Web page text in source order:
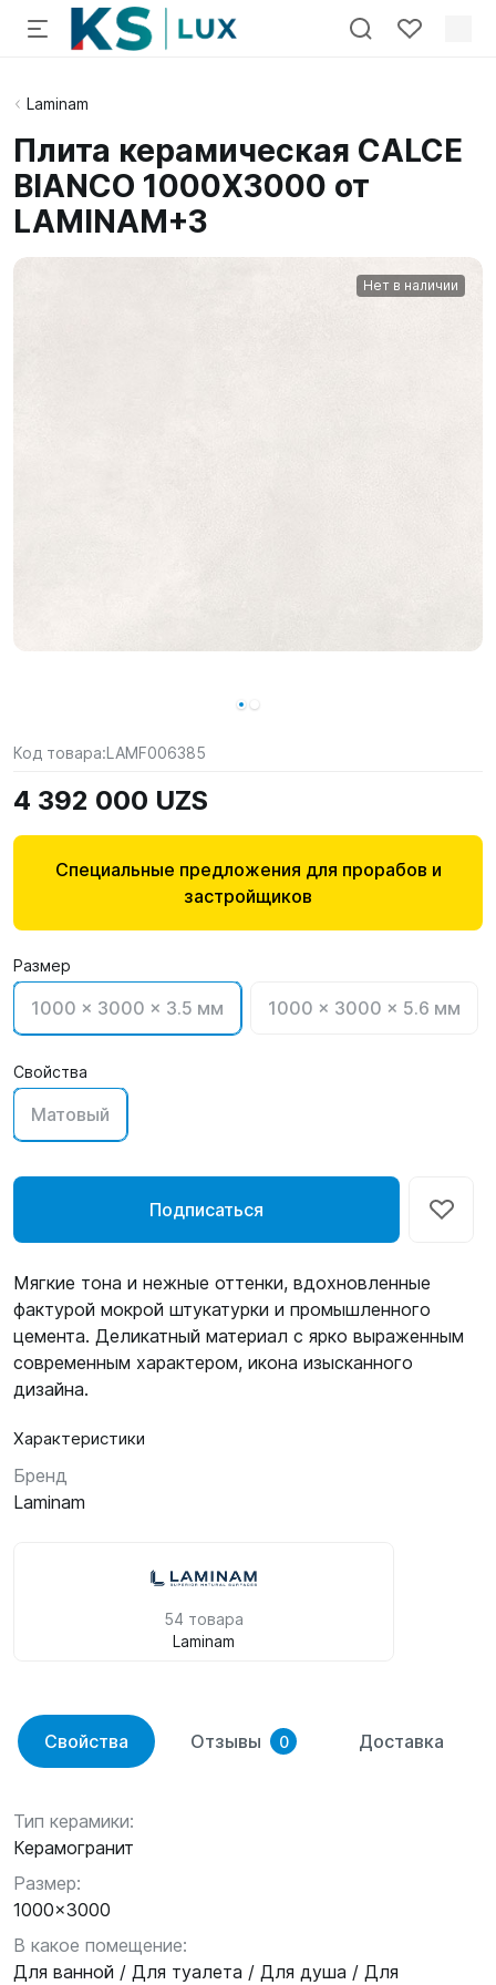
Laminam
Плита керамическая CALCE
BIANCO 1000X3000 от
LAMINAM+3
Нет в наличии
Код товара:LAMF006385
4 392 000 UZS
Специальные предложения для прорабов и
застройщиков
Размер
1000 x 3000 x 3.5 мм 1000 x 3000 x 5.6 мм
Свойства
Матовый
Подписаться
Мягкие тона и нежные оттенки, вдохновленные
фактурой мокрой штукатурки и промышленного
цемента. Деликатный материал с ярко выраженным
современным характером, икона изысканного
дизайна.
Характеристики
Бренд
Laminam
54 товара
Laminam
Свойства Отзывы 0 Доставка
Тип керамики:
Керамогранит
Размер:
1000x3000
В какое помещение:
Для ванной / Для туалета / Для душа / Для